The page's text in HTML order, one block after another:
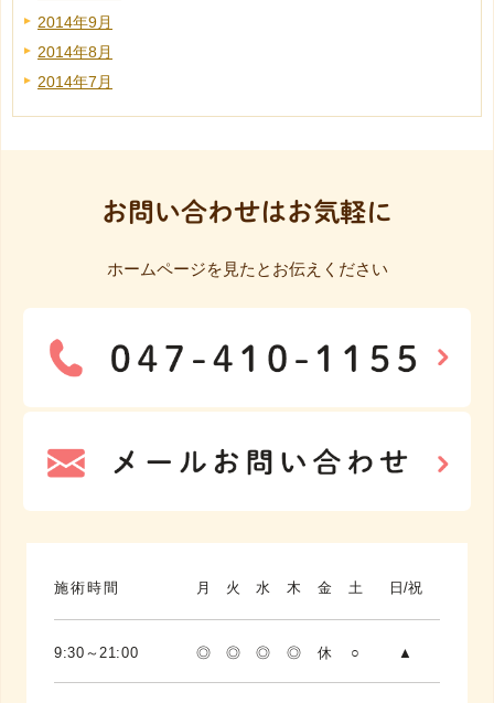
2014年9月
2014年8月
2014年7月
お問い合わせはお気軽に
ホームページを見たとお伝えください
施術時間 月 火 水 木 金 土 日/祝
9:30～21:00 ◎ ◎ ◎ ◎ 休 ○ ▲